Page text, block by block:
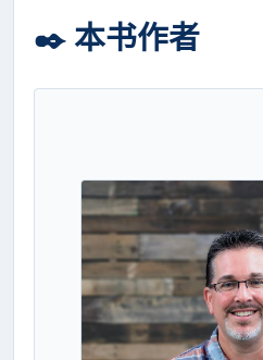
✒️ 本书作者